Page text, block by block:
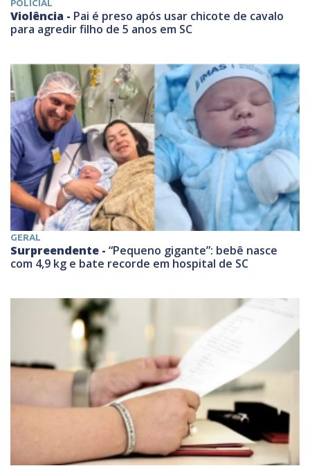
POLICIAL
Violência - Pai é preso após usar chicote de cavalo
para agredir filho de 5 anos em SC
GERAL
Surpreendente - “Pequeno gigante”: bebê nasce
com 4,9 kg e bate recorde em hospital de SC